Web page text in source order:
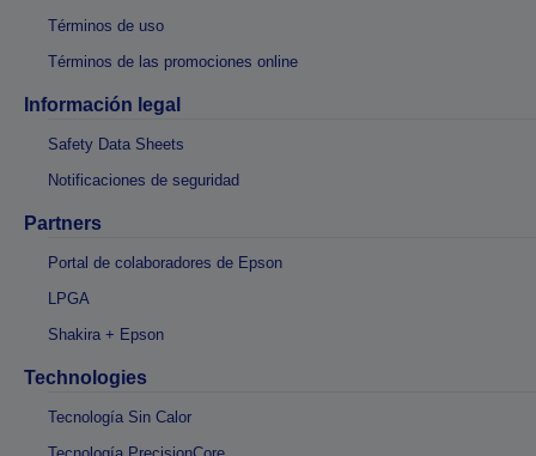
Términos de uso
Términos de las promociones online
Información legal
Safety Data Sheets
Notificaciones de seguridad
Partners
Portal de colaboradores de Epson
LPGA
Shakira + Epson
Technologies
Tecnología Sin Calor